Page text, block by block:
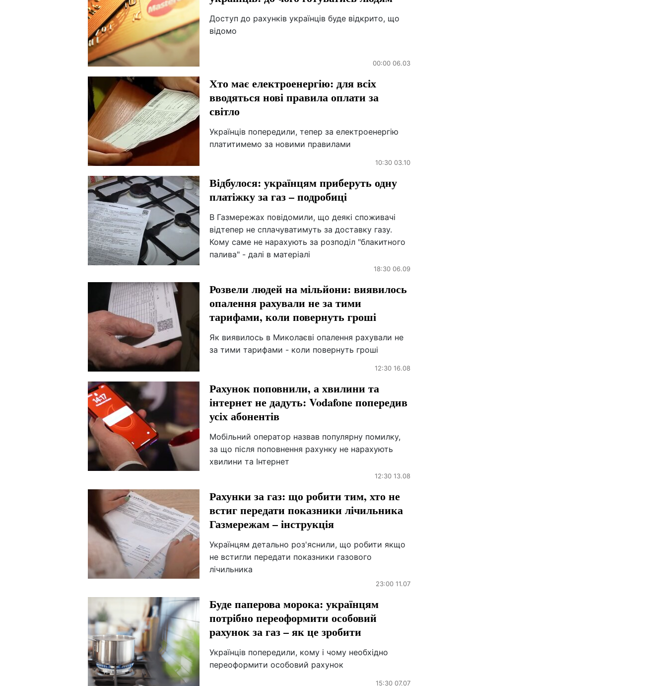
Доступ до рахунків українців буде відкрито, що
відомо
00:00 06.03
Хто має електроенергію: для всіх
вводяться нові правила оплати за
світло
Українців попередили, тепер за електроенергію
платитимемо за новими правилами
10:30 03.10
Відбулося: українцям приберуть одну
платіжку за газ – подробиці
В Газмережах повідомили, що деякі споживачі
відтепер не сплачуватимуть за доставку газу.
Кому саме не нарахують за розподіл "блакитного
палива" - далі в матеріалі
18:30 06.09
Розвели людей на мільйони: виявилось
опалення рахували не за тими
тарифами, коли повернуть гроші
Як виявилось в Миколаєві опалення рахували не
за тими тарифами - коли повернуть гроші
12:30 16.08
Рахунок поповнили, а хвилини та
інтернет не дадуть: Vodafone попередив
усіх абонентів
Мобільний оператор назвав популярну помилку,
за що після поповнення рахунку не нарахують
хвилини та Інтернет
12:30 13.08
Рахунки за газ: що робити тим, хто не
встиг передати показники лічильника
Газмережам – інструкція
Українцям детально роз'яснили, що робити якщо
не встигли передати показники газового
лічильника
23:00 11.07
Буде паперова морока: українцям
потрібно переоформити особовий
рахунок за газ – як це зробити
Українців попередили, кому і чому необхідно
переоформити особовий рахунок
15:30 07.07